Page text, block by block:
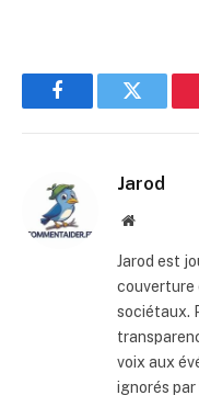
FacebookTwitter
Jarod
Site
Jarod est
couverture
sociétaux.
voix aux
ignorés